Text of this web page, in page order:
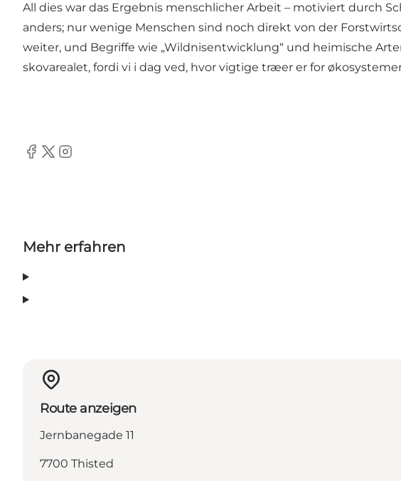
All dies war das Ergebnis menschlicher Arbeit – motiviert durch
anders; nur wenige Menschen sind noch direkt von der
weiter, und Begriffe wie „Wildnisentwicklung“ und heimische
skovarealet, fordi vi i dag ved, hvor vigtige træer er for
Facebook
TwitterInstagram
Mehr erfahren
Route anzeigen
Jernbanegade 11
7700 Thisted